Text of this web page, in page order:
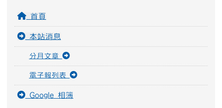
首頁
本站消息
分月文章
電子報列表
Google 相簿